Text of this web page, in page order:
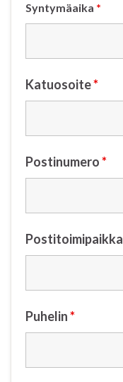
Syntymäaika *
Katuosoite*
Postinumero*
Postitoimipaikka
Puhelin*